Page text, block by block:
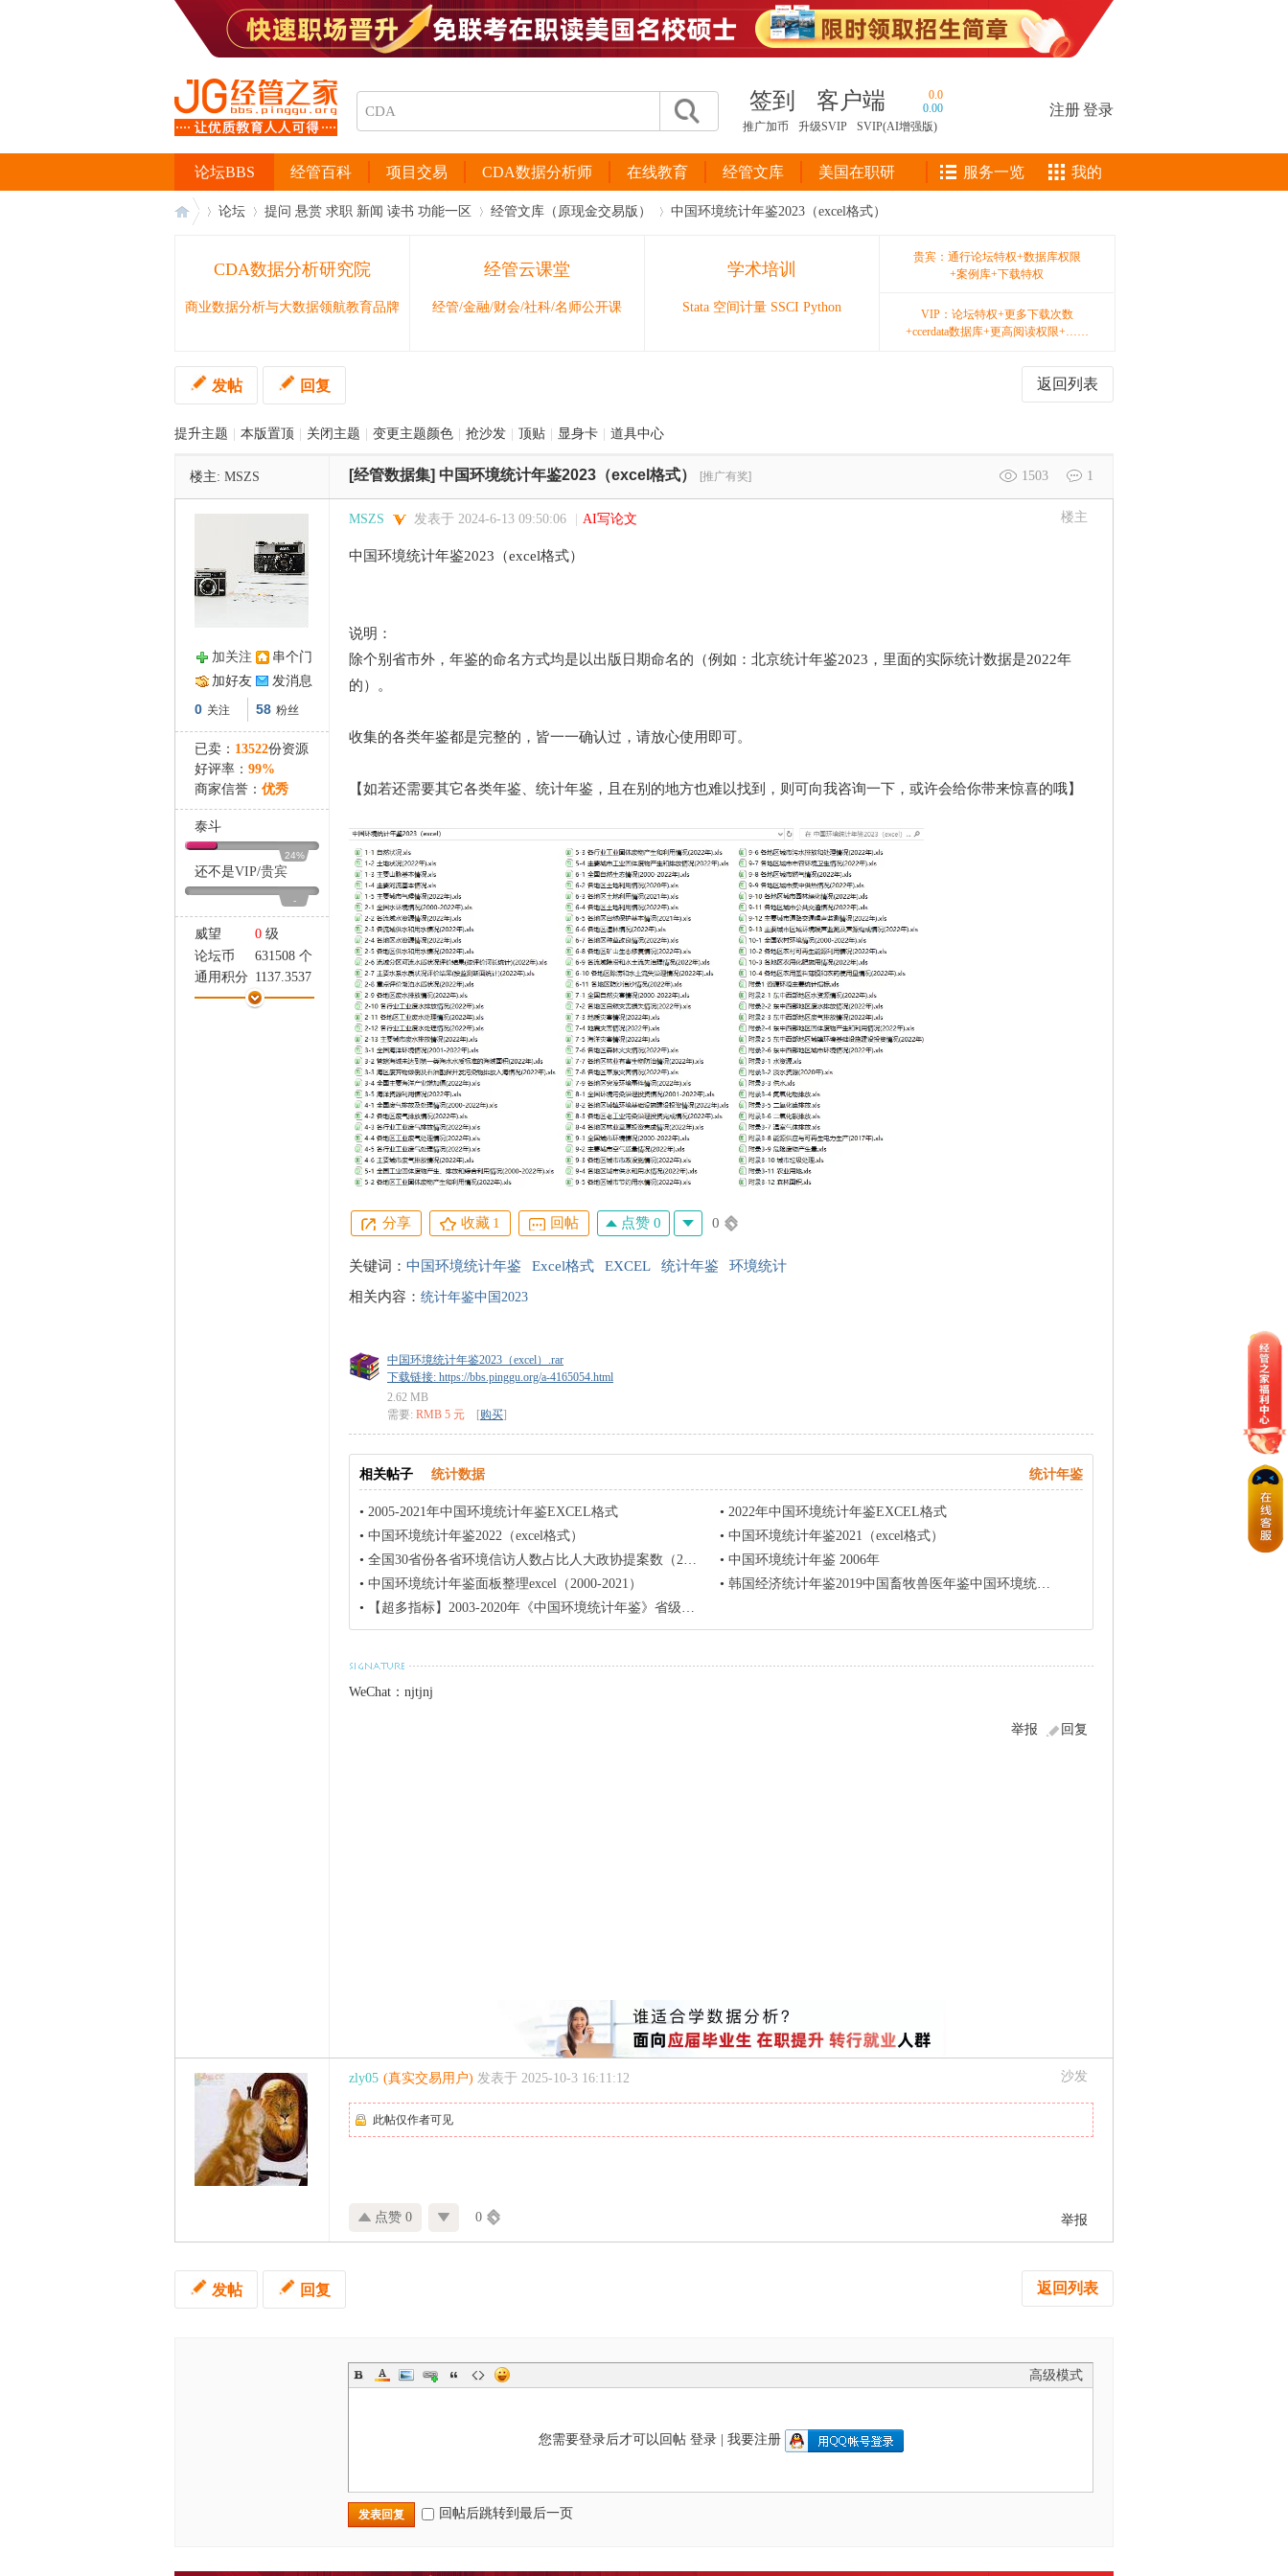
签到 客户端
0.0
0.00
推广加币
升级SVIP SVIP(AI增强版)
注册登录
经管百科 项目交易 CDA数据分析师 在线教育 经管文库 美国在职研
论坛BBS 服务一览 我的
论坛 提问 悬赏 求职 新闻 读书 功能一区 经管文库（原现金交易版） 中国环境统计年鉴2023（excel格式）
CDA数据分析研究院
商业数据分析与大数据领航教育品牌
经管云课堂
经管/金融/财会/社科/名师公开课
学术培训
Stata 空间计量 SSCI Python
贵宾：通行论坛特权+数据库权限
+案例库+下载特权
VIP：论坛特权+更多下载次数
+ccerdata数据库+更高阅读权限+……
返回列表
发帖 回复
提升主题 本版置顶 关闭主题 变更主题颜色 抢沙发 顶贴 显身卡 道具中心
楼主: MSZS 1503 1
[经管数据集] 中国环境统计年鉴2023（excel格式） [推广有奖]
加关注
串个门
加好友
发消息
0 关注 58 粉丝
已卖： 13522份资源
好评率： 99%
商家信誉： 优秀
泰斗
24%
还不是VIP/贵宾
-
威望 0 级
论坛币
631508 个
通用积分 1137.3537
学术水平
11 点
楼主
MSZS 发表于 2024-6-13 09:50:06 AI写论文
中国环境统计年鉴2023（excel格式）
说明：
除个别省市外，年鉴的命名方式均是以出版日期命名的（例如：北京统计年鉴2023，里面的实际统计数据是2022年
的）。
收集的各类年鉴都是完整的，皆一一确认过，请放心使用即可。
【如若还需要其它各类年鉴、统计年鉴，且在别的地方也难以找到，则可向我咨询一下，或许会给你带来惊喜的哦】
分享 收藏 1 回帖 点赞 0 0
关键词： 中国环境统计年鉴 Excel格式 EXCEL 统计年鉴
环境统计
相关内容： 统计年鉴中国2023
中国环境统计年鉴2023（excel）.rar
下载链接: https://bbs.pinggu.org/a-4165054.html
2.62 MB
需要: RMB 5 元 [购买]
相关帖子 统计数据 统计年鉴
• 2005-2021年中国环境统计年鉴EXCEL格式 • 2022年中国环境统计年鉴EXCEL格式
• 中国环境统计年鉴2022（excel格式） • 中国环境统计年鉴2021（excel格式）
• 全国30省份各省环境信访人数占比人大政协提案数（2005-2019年） • 中国环境统计年鉴 2006年
• 中国环境统计年鉴面板整理excel（2000-2021） • 韩国经济统计年鉴2019中国畜牧兽医年鉴中国环境统计年鉴2021日本统计年鉴2022EXCEL
•
【超多指标】2003-2020年《中国环境统计年鉴》省级EXCEL面板数据集
WeChat：njtjnj
回复
举报
沙发
zly05 (真实交易用户) 发表于 2025-10-3 16:11:12
此帖仅作者可见
举报
点赞 0 0
返回列表
发帖 回复
高级模式
您需要登录后才可以回帖 登录| 我要注册
发表回复 回帖后跳转到最后一页